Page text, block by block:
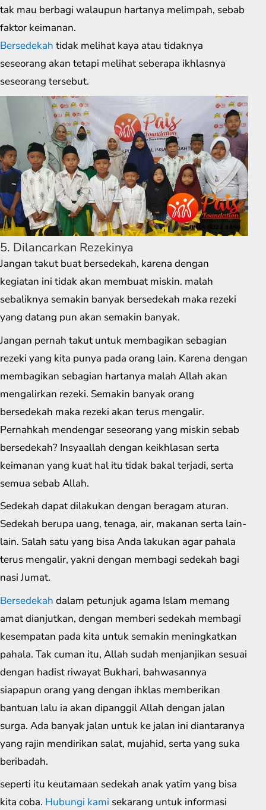
tak mau berbagi walaupun hartanya melimpah, sebab
faktor keimanan.
Bersedekah tidak melihat kaya atau tidaknya
seseorang akan tetapi melihat seberapa ikhlasnya
seseorang tersebut.
5. Dilancarkan Rezekinya
Jangan takut buat bersedekah, karena dengan
kegiatan ini tidak akan membuat miskin. malah
sebaliknya semakin banyak bersedekah maka rezeki
yang datang pun akan semakin banyak.
Jangan pernah takut untuk membagikan sebagian
rezeki yang kita punya pada orang lain. Karena dengan
membagikan sebagian hartanya malah Allah akan
mengalirkan rezeki. Semakin banyak orang
bersedekah maka rezeki akan terus mengalir.
Pernahkah mendengar seseorang yang miskin sebab
bersedekah? Insyaallah dengan keikhlasan serta
keimanan yang kuat hal itu tidak bakal terjadi, serta
semua sebab Allah.
Sedekah dapat dilakukan dengan beragam aturan.
Sedekah berupa uang, tenaga, air, makanan serta lain-
lain. Salah satu yang bisa Anda lakukan agar pahala
terus mengalir, yakni dengan membagi sedekah bagi
nasi Jumat.
Bersedekah dalam petunjuk agama Islam memang
amat dianjutkan, dengan memberi sedekah membagi
kesempatan pada kita untuk semakin meningkatkan
pahala. Tak cuman itu, Allah sudah menjanjikan sesuai
dengan hadist riwayat Bukhari, bahwasannya
siapapun orang yang dengan ihklas memberikan
bantuan lalu ia akan dipanggil Allah dengan jalan
surga. Ada banyak jalan untuk ke jalan ini diantaranya
yang rajin mendirikan salat, mujahid, serta yang suka
beribadah.
seperti itu keutamaan sedekah anak yatim yang bisa
kita coba. Hubungi kami sekarang untuk informasi